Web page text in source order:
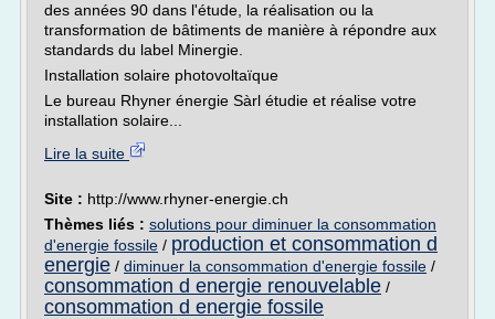
des années 90 dans l'étude, la réalisation ou la
transformation de bâtiments de manière à répondre aux
standards du label Minergie.
Installation solaire photovoltaïque
Le bureau Rhyner énergie Sàrl étudie et réalise votre
installation solaire...
Lire la suite
Site : http://www.rhyner-energie.ch
Thèmes liés : solutions pour diminuer la consommation
d'energie fossile / production et consommation d
energie / diminuer la consommation d'energie fossile /
consommation d energie renouvelable /
consommation d energie fossile